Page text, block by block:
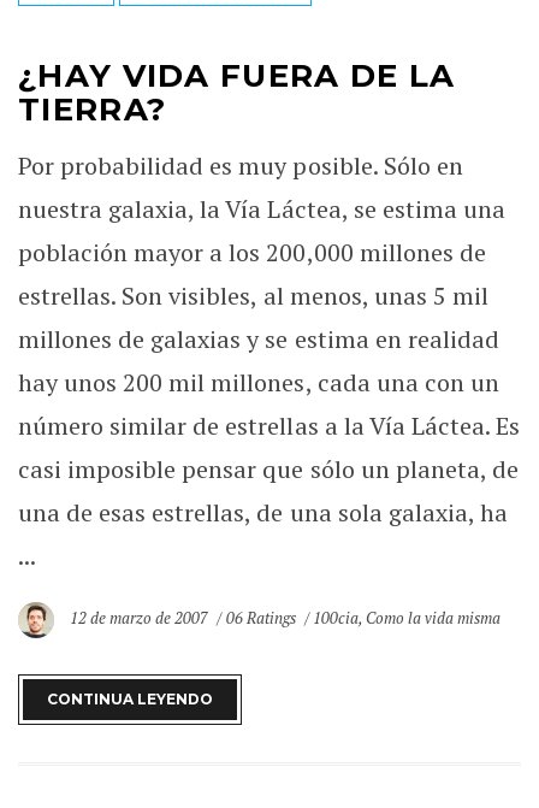
¿HAY VIDA FUERA DE LA
TIERRA?
Por probabilidad es muy posible. Sólo en
nuestra galaxia, la Vía Láctea, se estima una
población mayor a los 200,000 millones de
estrellas. Son visibles, al menos, unas 5 mil
millones de galaxias y se estima en realidad
hay unos 200 mil millones, cada una con un
número similar de estrellas a la Vía Láctea. Es
casi imposible pensar que sólo un planeta, de
una de esas estrellas, de una sola galaxia, ha
...
12 de marzo de 2007 06 Ratings 100cia, Como la vida misma
CONTINUA LEYENDO